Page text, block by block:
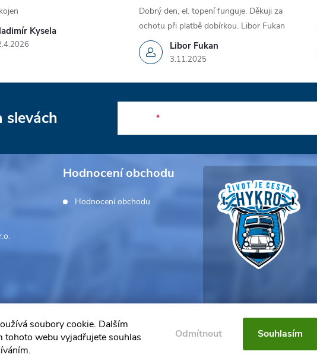
soubory cookie. Dalším
tohoto webu vyjadřujete souhlas
Odmítnout Souhlasím
Kysela
Libor Fukan
3.11.2025
Dobrý den, el. topení funguje. Děkuji za
ochotu při platbě dobírkou. Libor Fukan
slevách
Hodnocení obchodu
Hodnocení obchodu